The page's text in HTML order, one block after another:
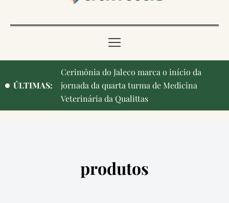
ÚLTIMAS:
Cerimônia do Jaleco marca o início da
jornada da quarta turma de Medicina
Veterinária da Qualittas
produtos